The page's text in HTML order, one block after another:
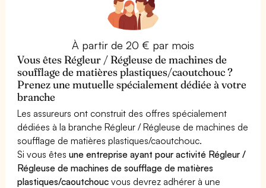
À partir de 20 € par mois
Vous êtes Régleur / Régleuse de machines de
soufflage de matières plastiques/caoutchouc ?
Prenez une mutuelle spécialement dédiée à votre
branche
Les assureurs ont construit des offres spécialement
dédiées à la branche Régleur / Régleuse de machines de
soufflage de matières plastiques/caoutchouc.
Si vous êtesune entreprise ayant pour activité Régleur /
Régleuse de machines de soufflage de matières
plastiques/caoutchouc vous devrez adhérer à une